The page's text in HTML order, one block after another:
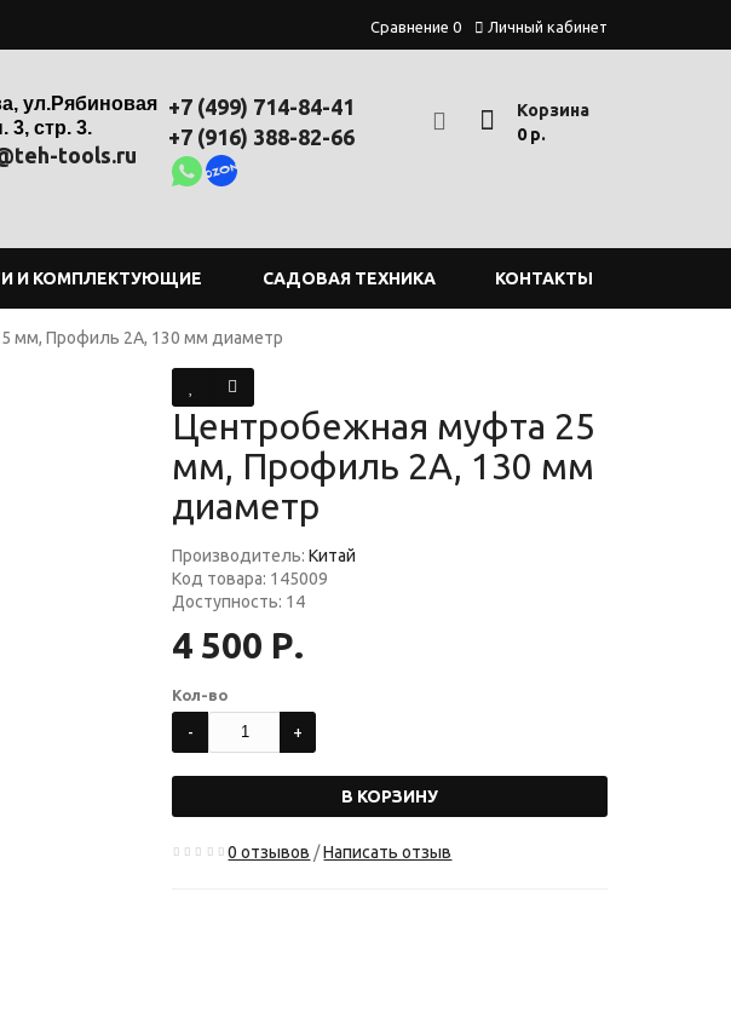
Сравнение 0 Личный кабинет
Корзина
0 р.
ул.Рябиновая
3, стр. 3.
tools.ru
+7 (499) 714-84-41
+7 (916) 388-82-66
И КОМПЛЕКТУЮЩИЕ САДОВАЯ ТЕХНИКА КОНТАКТЫ
мм, Профиль 2A, 130 мм диаметр
Центробежная муфта 25
мм, Профиль 2A, 130 мм
диаметр
Производитель: Китай
Код товара: 145009
Доступность: 14
4 500 Р.
Кол-во
В КОРЗИНУ
0 отзывов /Написать отзыв